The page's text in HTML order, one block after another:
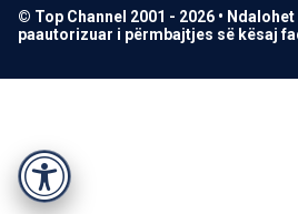
Accessibility
© Top Channel 2001 - 2026 •
paautorizuar i përmbajtjes së kësaj